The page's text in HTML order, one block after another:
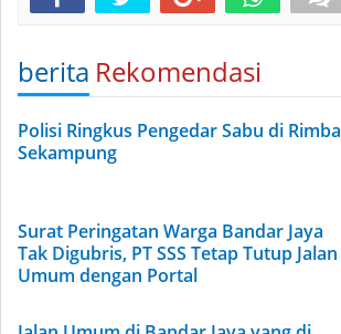
berita Rekomendasi
Polisi Ringkus Pengedar Sabu di Rimba
Sekampung
Surat Peringatan Warga Bandar Jaya
Tak Digubris, PT SSS Tetap Tutup Jalan
Umum dengan Portal